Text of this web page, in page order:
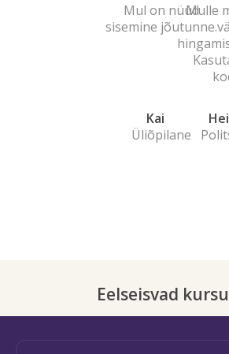
Mul on nüüd
sisemine jõutunne.
Kai
Üliõpilane
Mulle
Eelseisvad